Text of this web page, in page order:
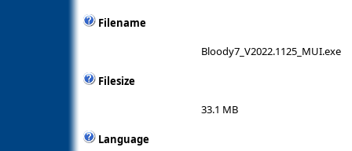
Filename
Bloody7_V2022.1125_MUI.exe
Filesize
33.1 MB
Language